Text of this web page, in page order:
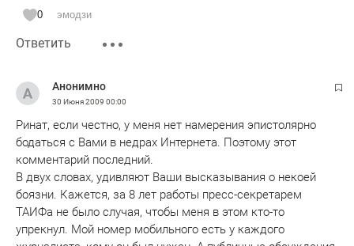
из этого не делаем. Нет, так нет. В таких случаях мы
роде развязаны руки писать все, что оно думает и видит
Этот факт мы привели в письме вашему эмоциональному
коллеге Руслану, который вопрошал: а почему напрямую,
ТАИФа? Зачем опираетесь на информацию из вторых? -
Скажите спасибо пресс-службам.
Исходя из Вашего комментария, получается, что причины
нашей «опалы» заключается в том, что газета
предсказала отставку Алехина, которая пока
(подчеркиваю – пока) не произошла. Оправдываться рано
и бессмысленно. Но если вы хотите публично обсуждать
0 эмодзи
Ответить
Анонимно
30 Июня 2009 00:00
Ринат, если честно, у меня нет намерения эпистолярно
бодаться с Вами в недрах Интернета. Поэтому этот
комментарий последний.
В двух словах, удивляют Ваши высказывания о некоей
боязни. Кажется, за 8 лет работы пресс-секретарем
ТАИФа не было случая, чтобы меня в этом кто-то
упрекнул. Мой номер мобильного есть у каждого